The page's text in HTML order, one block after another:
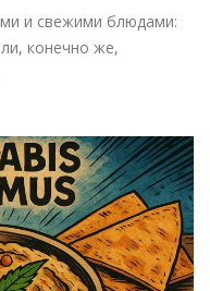
и свежими блюдами:
конечно же,